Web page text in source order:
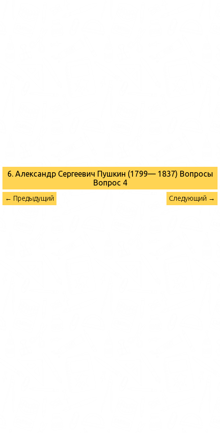
6. Александр Сергеевич Пушкин (1799— 1837) Вопросы
Вопрос 4
← Предыдущий Следующий →